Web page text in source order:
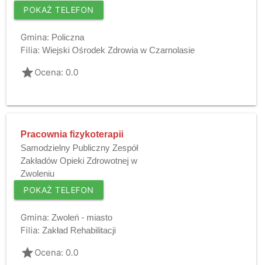
POKAŻ TELEFON
Gmina: Policzna
Filia: Wiejski Ośrodek Zdrowia w Czarnolasie
gradeOcena: 0.0
Pracownia fizykoterapii
Samodzielny Publiczny Zespół
Zakładów Opieki Zdrowotnej w
Zwoleniu
POKAŻ TELEFON
Gmina: Zwoleń - miasto
Filia: Zakład Rehabilitacji
gradeOcena: 0.0